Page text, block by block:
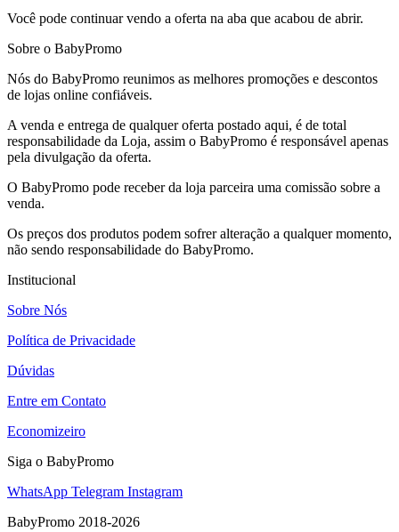
Você pode continuar vendo a oferta na aba que acabou de abrir.
Sobre o BabyPromo
Nós do BabyPromo reunimos as melhores promoções e descontos
de lojas online confiáveis.
A venda e entrega de qualquer oferta postado aqui, é de total
responsabilidade da Loja, assim o BabyPromo é responsável apenas
pela divulgação da oferta.
O BabyPromo pode receber da loja parceira uma comissão sobre a
venda.
Os preços dos produtos podem sofrer alteração a qualquer momento,
não sendo responsabilidade do BabyPromo.
Institucional
Sobre Nós
Política de Privacidade
Dúvidas
Entre em Contato
Economizeiro
Siga o BabyPromo
WhatsApp Telegram Instagram
BabyPromo 2018-2026